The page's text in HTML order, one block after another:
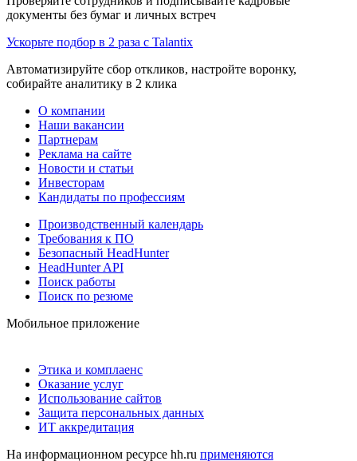
документы без бумаг и личных встреч
Ускорьте подбор в 2 раза с Talantix
Автоматизируйте сбор откликов, настройте воронку,
собирайте аналитику в 2 клика
О компании
Наши вакансии
Партнерам
Реклама на сайте
Новости и статьи
Инвесторам
Кандидаты по профессиям
Производственный календарь
Требования к ПО
Безопасный HeadHunter
HeadHunter API
Поиск работы
Поиск по резюме
Мобильное приложение
Этика и комплаенс
Оказание услуг
Использование сайтов
Защита персональных данных
ИТ аккредитация
На информационном ресурсе hh.ru применяются